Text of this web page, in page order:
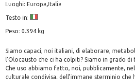
Luoghi: Europa,Italia
Testo in:
Peso: 0.394 kg
Siamo capaci, noi italiani, di elaborare,
l'Olocausto che ci ha colpiti? Siamo in grado
Che uso abbiamo fatto, noi, pubblicamente,
culturale condivisa, dell'immane sterminio che